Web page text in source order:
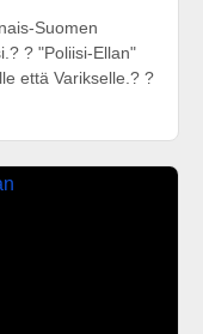
Suomen
? "Poliisi-Ellan"
että Varikselle.? ?